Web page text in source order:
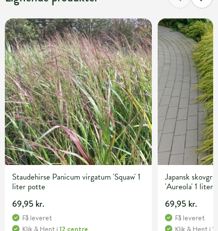
Staudehirse Panicum virgatum 'Squaw' 1
liter potte
69,95 kr.
Få leveret
Japansk
'Aureola' 1 liter
69,95 kr.
Få leveret